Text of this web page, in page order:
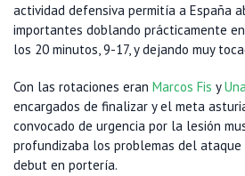
actividad defensiva permitía a España
importantes doblando prácticamente
los 20 minutos, 9-17, y dejando muy
Con las rotaciones eran Marcos Fis y
encargados de finalizar y el meta
convocado de urgencia por la lesión
profundizaba los problemas del ataque
debut en portería.